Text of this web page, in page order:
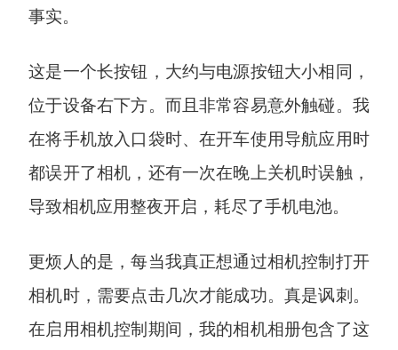
事实。
这是一个长按钮，大约与电源按钮大小相同，
位于设备右下方。而且非常容易意外触碰。我
在将手机放入口袋时、在开车使用导航应用时
都误开了相机，还有一次在晚上关机时误触，
导致相机应用整夜开启，耗尽了手机电池。
更烦人的是，每当我真正想通过相机控制打开
相机时，需要点击几次才能成功。真是讽刺。
在启用相机控制期间，我的相机相册包含了这